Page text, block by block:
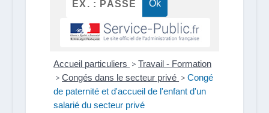
Accueil particuliers > Travail - Formation
> Congés dans le secteur privé > Congé
de paternité et d'accueil de l'enfant d'un
salarié du secteur privé